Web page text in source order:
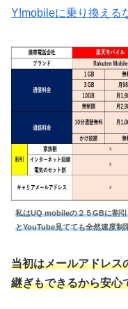
Y!mobileに乗り換える
私はUQ mobileの２５GBに割
とYouTube見てても全然速度制
当初はメールアドレス
継ぎもできるから安心